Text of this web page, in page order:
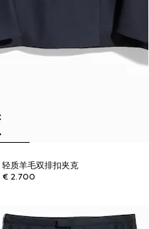
轻质羊毛双排扣夹克
€ 2.700
新品